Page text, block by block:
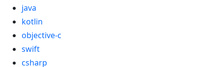
java
kotlin
objective-c
swift
csharp